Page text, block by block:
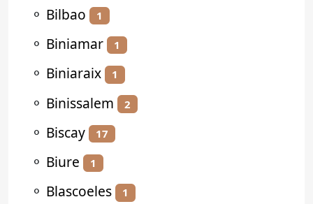
⚬ Bilbao 1
⚬ Biniamar 1
⚬ Biniaraix 1
⚬ Binissalem 2
⚬ Biscay 17
⚬ Biure 1
⚬ Blascoeles 1